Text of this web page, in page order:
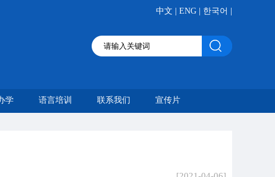
中文 | ENG | 한국어 |
学 语言培训 联系我们 宣传片